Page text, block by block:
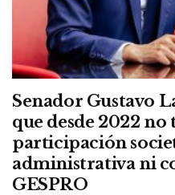
Senador Gustavo
que desde 2022 no
participación
administrativa ni
GESPRO